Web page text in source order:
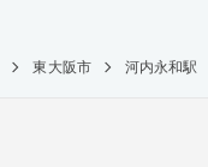
東大阪市 河内永和駅